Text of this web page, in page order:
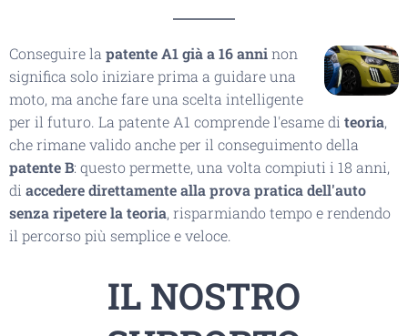
Conseguire lapatente A1 già a 16 anninon
significa solo iniziare prima a guidare una
moto, ma anche fare una scelta intelligente
per il futuro. La patente A1 comprende l'esame di teoria,
che rimane valido anche per il conseguimento della
patente B: questo permette, una volta compiuti i 18 anni,
di accedere direttamente alla prova pratica dell'auto
senza ripetere la teoria, risparmiando tempo e rendendo
il percorso più semplice e veloce.
IL NOSTRO